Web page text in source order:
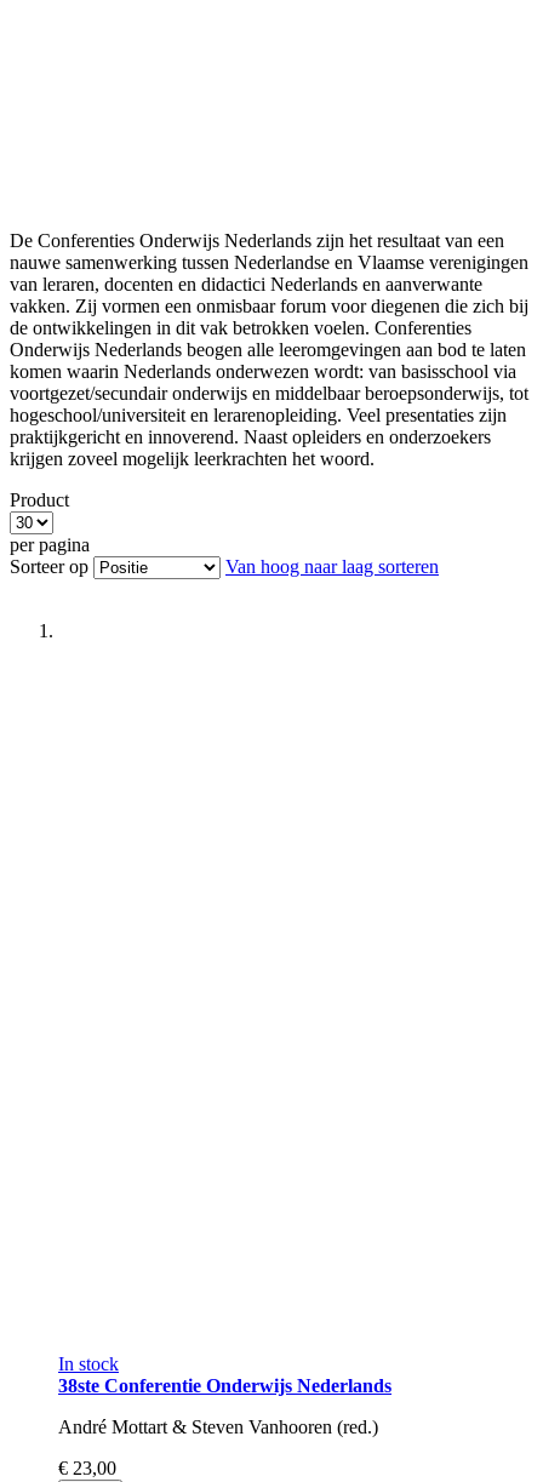
De Conferenties Onderwijs Nederlands zijn het resultaat van een
nauwe samenwerking tussen Nederlandse en Vlaamse verenigingen
van leraren, docenten en didactici Nederlands en aanverwante
vakken. Zij vormen een onmisbaar forum voor diegenen die zich bij
de ontwikkelingen in dit vak betrokken voelen. Conferenties
Onderwijs Nederlands beogen alle leeromgevingen aan bod te laten
komen waarin Nederlands onderwezen wordt: van basisschool via
voortgezet/secundair onderwijs en middelbaar beroepsonderwijs, tot
hogeschool/universiteit en lerarenopleiding. Veel presentaties zijn
praktijkgericht en innoverend. Naast opleiders en onderzoekers
krijgen zoveel mogelijk leerkrachten het woord.
Product
per pagina
Sorteer op
Van hoog naar laag sorteren
In stock
38ste Conferentie Onderwijs Nederlands
André Mottart & Steven Vanhooren (red.)
€ 23,00